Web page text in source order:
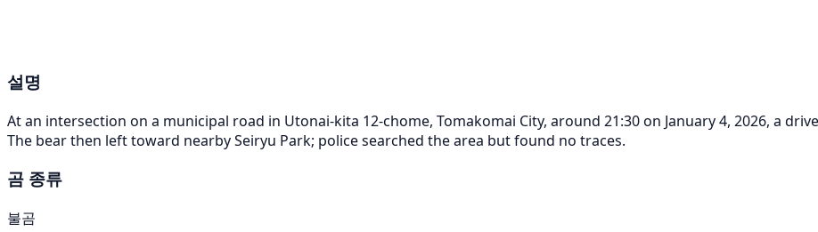
설명
At an intersection on a municipal road in Utonai-kita 12-chome, Tomakomai City, around 21:30 on January 4, 2026, a
The bear then left toward nearby Seiryu Park; police searched the area but found no traces.
곰 종류
불곰